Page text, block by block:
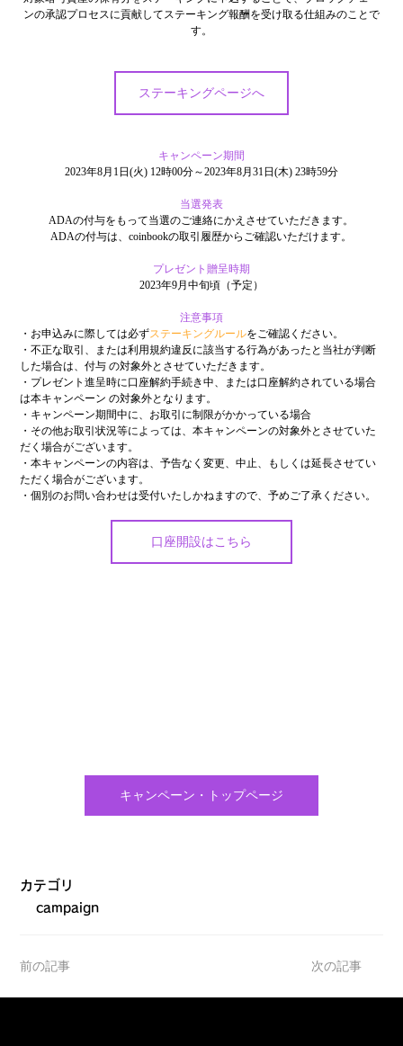
ンの承認プロセスに貢献してステーキング報酬を受け取る仕組みのことで
す。
ステーキングページへ
キャンペーン期間
2023年8月1日(火) 12時00分～2023年8月31日(木) 23時59分
当選発表
ADAの付与をもって当選のご連絡にかえさせていただきます。
ADAの付与は、coinbookの取引履歴からご確認いただけます。
プレゼント贈呈時期
2023年9月中旬頃（予定）
注意事項
・お申込みに際しては必ずステーキングルールをご確認ください。
・不正な取引、または利用規約違反に該当する行為があったと当社が判断
した場合は、付与 の対象外とさせていただきます。
・プレゼント進呈時に口座解約手続き中、または口座解約されている場合
は本キャンペーン の対象外となります。
・キャンペーン期間中に、お取引に制限がかかっている場合
・その他お取引状況等によっては、本キャンペーンの対象外とさせていた
だく場合がございます。
・本キャンペーンの内容は、予告なく変更、中止、もしくは延⾧させてい
ただく場合がございます。
・個別のお問い合わせは受付いたしかねますので、予めご了承ください。
口座開設はこちら
キャンペーン・トップページ
カテゴリ
campaign
前の記事 次の記事